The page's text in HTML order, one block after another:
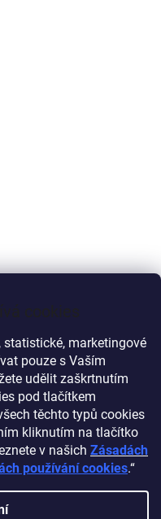
cookies
statistické, marketingové
pouze s Vaším
udělit zaškrtnutím
pod tlačítkem
těchto typů cookies
kliknutím na tlačítko
v našich Zásadách
používání cookies.“